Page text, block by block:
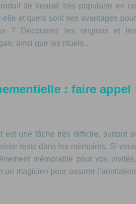
de beauté très populaire en ce
elle et quels sont ses avantages pour
? Découvrez les origines et les
ainsi que les rituels…
: faire appel
est une tâche très difficile, surtout si
reste dans les mémoires. Si vous
mémorable pour vos invités,
un magicien pour assurer l’animation